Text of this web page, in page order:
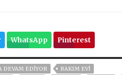
WhatsApp Pinterest
DEVAM EDİYOR
BAKIM EVİ